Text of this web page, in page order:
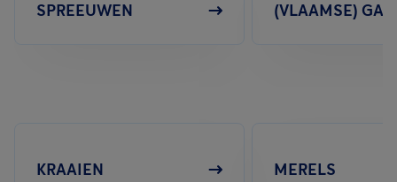
SPREEUWEN (VLAAMSE)
KRAAIEN MERELS